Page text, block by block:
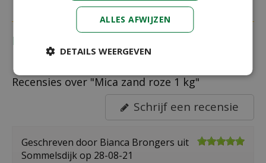
Recensies
Recensies over "Mica zand roze 1 kg"
Schrijf een recensie
Geschreven door Bianca Brongers uit
Sommelsdijk op 28-08-21
ALLES AFWIJZEN
DETAILS WEERGEVEN